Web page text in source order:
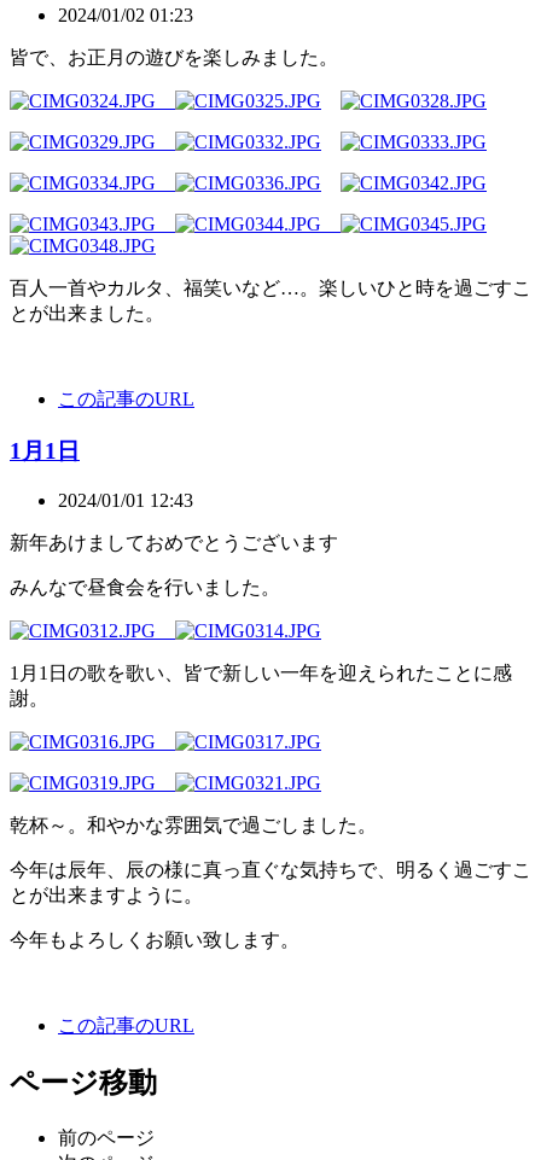
2024/01/02 01:23
皆で、お正月の遊びを楽しみました。
百人一首やカルタ、福笑いなど…。楽しいひと時を過ごすこ
とが出来ました。
この記事のURL
1月1日
2024/01/01 12:43
新年あけましておめでとうございます
みんなで昼食会を行いました。
1月1日の歌を歌い、皆で新しい一年を迎えられたことに感
謝。
乾杯～。和やかな雰囲気で過ごしました。
今年は辰年、辰の様に真っ直ぐな気持ちで、明るく過ごすこ
とが出来ますように。
今年もよろしくお願い致します。
この記事のURL
ページ移動
前のページ